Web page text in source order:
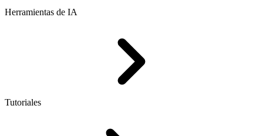
Herramientas de IA
Tutoriales